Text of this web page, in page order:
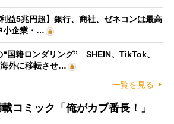
益5兆円超】銀行、商社、ゼネコンは最高
小企業・…
“国籍ロンダリング” SHEIN、TikTok、
外に移転させ…
一覧を見る
コミック「俺がカブ番長！」